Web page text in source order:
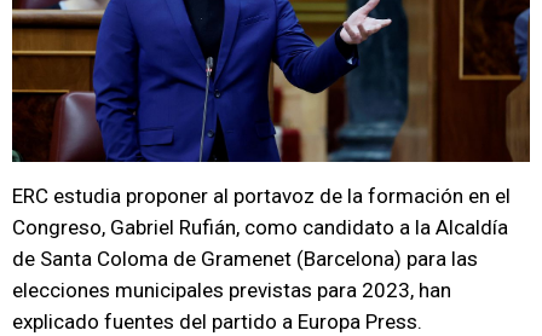
ERC estudia proponer al portavoz de la formación en el
Congreso, Gabriel Rufián, como candidato a la Alcaldía
de Santa Coloma de Gramenet (Barcelona) para las
elecciones municipales previstas para 2023, han
explicado fuentes del partido a Europa Press.